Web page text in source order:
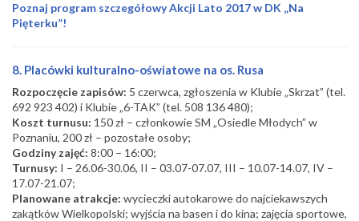
Poznaj program szczegółowy Akcji Lato 2017 w DK „Na
Pięterku”!
8. Placówki kulturalno-oświatowe na os. Rusa
Rozpoczęcie zapisów: 5 czerwca, zgłoszenia w Klubie „Skrzat” (tel.
692 923 402) i Klubie „6-TAK” (tel. 508 136 480);
Koszt turnusu: 150 zł – członkowie SM „Osiedle Młodych” w
Poznaniu, 200 zł – pozostałe osoby;
Godziny zajęć: 8:00 – 16:00;
Turnusy: I – 26.06-30.06, II – 03.07-07.07, III – 10.07-14.07, IV –
17.07-21.07;
Planowane atrakcje: wycieczki autokarowe do najciekawszych
zakątków Wielkopolski; wyjścia na basen i do kina; zajęcia sportowe,